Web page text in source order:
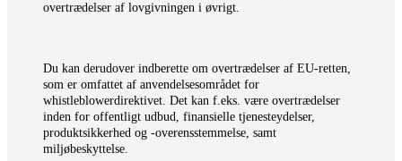
overtrædelser af lovgivningen i øvrigt.
Du kan derudover indberette om overtrædelser af EU-retten,
som er omfattet af anvendelsesområdet for
whistleblowerdirektivet. Det kan f.eks. være overtrædelser
inden for offentligt udbud, finansielle tjenesteydelser,
produktsikkerhed og -overensstemmelse, samt
miljøbeskyttelse.